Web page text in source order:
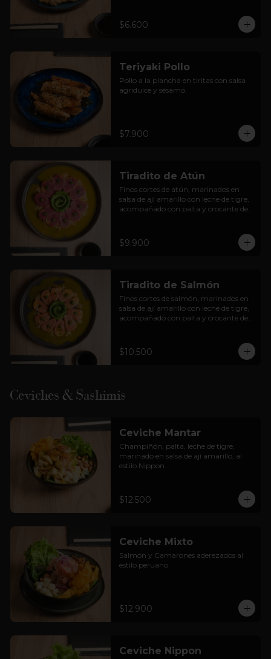
$6.600
Teriyaki Pollo
Pollo a la plancha en tiritas con salsa
agridulce y sésamo.
$7.900
Tiradito de Atún
Finos cortes de atún, marinados en
salsa de ají amarillo con leche de tigre,
acompañado con palta y crocante de
$9.900
Tiradito de Salmón
Finos cortes de salmón, marinados en
salsa de ají amarillo con leche de tigre,
acompañado con palta y crocante de
$10.500
Ceviches & Sashimis
Ceviche Mantar
Champiñón, palta, leche de tigre,
marinado en salsa de ají amarillo, al
estilo Nippon.
$12.500
Ceviche Mixto
Salmón y Camarones aderezados al
estilo peruano
$12.900
Ceviche Nippon